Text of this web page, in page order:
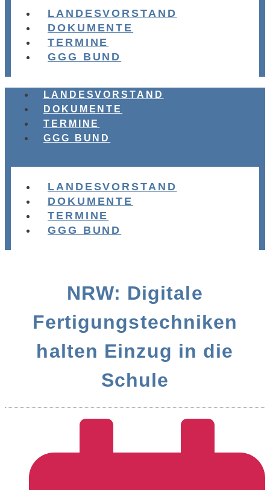
LANDESVORSTAND
DOKUMENTE
TERMINE
GGG BUND
LANDESVORSTAND
DOKUMENTE
TERMINE
GGG BUND
LANDESVORSTAND
DOKUMENTE
TERMINE
GGG BUND
NRW: Digitale
Fertigungstechniken
halten Einzug in die
Schule